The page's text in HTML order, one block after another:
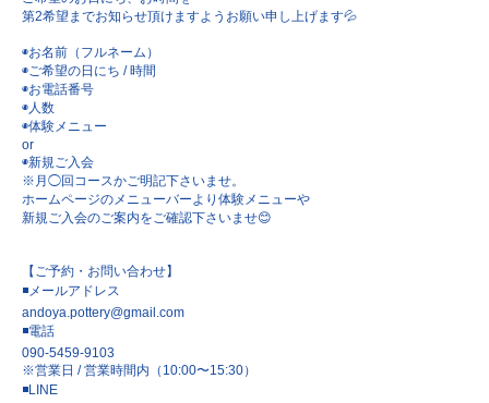
第2希望までお知らせ頂けますようお願い申し上げます💦
◉お名前（フルネーム）
◉ご希望の日にち / 時間
◉お電話番号
◉人数
◉体験メニュー
or
◉新規ご入会
※月◯回コースかご明記下さいませ。
ホームページのメニューバーより体験メニューや
新規ご入会のご案内をご確認下さいませ😊
【ご予約・お問い合わせ】
◾️メールアドレス
andoya.pottery@gmail.com
◾️電話
090-5459-9103
※営業日 / 営業時間内（10:00〜15:30）
◾️LINE